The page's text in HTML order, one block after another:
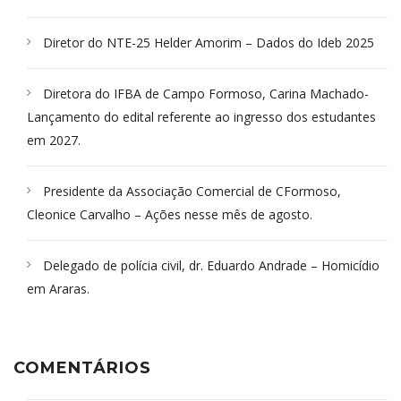
Diretor do NTE-25 Helder Amorim – Dados do Ideb 2025
Diretora do IFBA de Campo Formoso, Carina Machado-
Lançamento do edital referente ao ingresso dos estudantes
em 2027.
Presidente da Associação Comercial de CFormoso,
Cleonice Carvalho – Ações nesse mês de agosto.
Delegado de polícia civil, dr. Eduardo Andrade – Homicídio
em Araras.
COMENTÁRIOS